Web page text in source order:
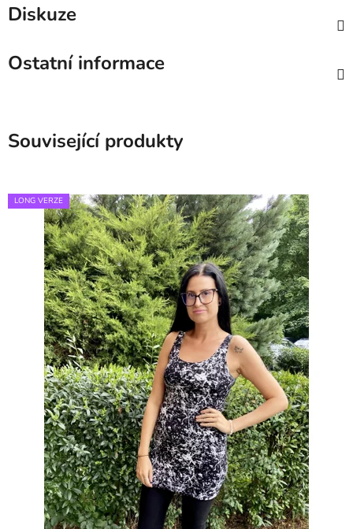
Diskuze
Ostatní informace
Související produkty
LONG VERZE